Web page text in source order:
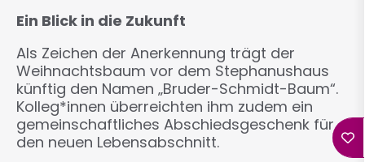
Ein Blick in die Zukunft
Als Zeichen der Anerkennung trägt der
Weihnachtsbaum vor dem Stephanushaus
künftig den Namen „Bruder-Schmidt-Baum“.
Kolleg*innen überreichten ihm zudem ein
gemeinschaftliches Abschiedsgeschenk für
den neuen Lebensabschnitt.